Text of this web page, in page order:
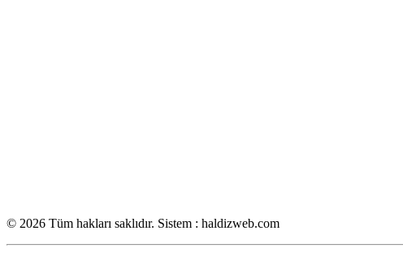
© 2026 Tüm hakları saklıdır. Sistem : haldizweb.com